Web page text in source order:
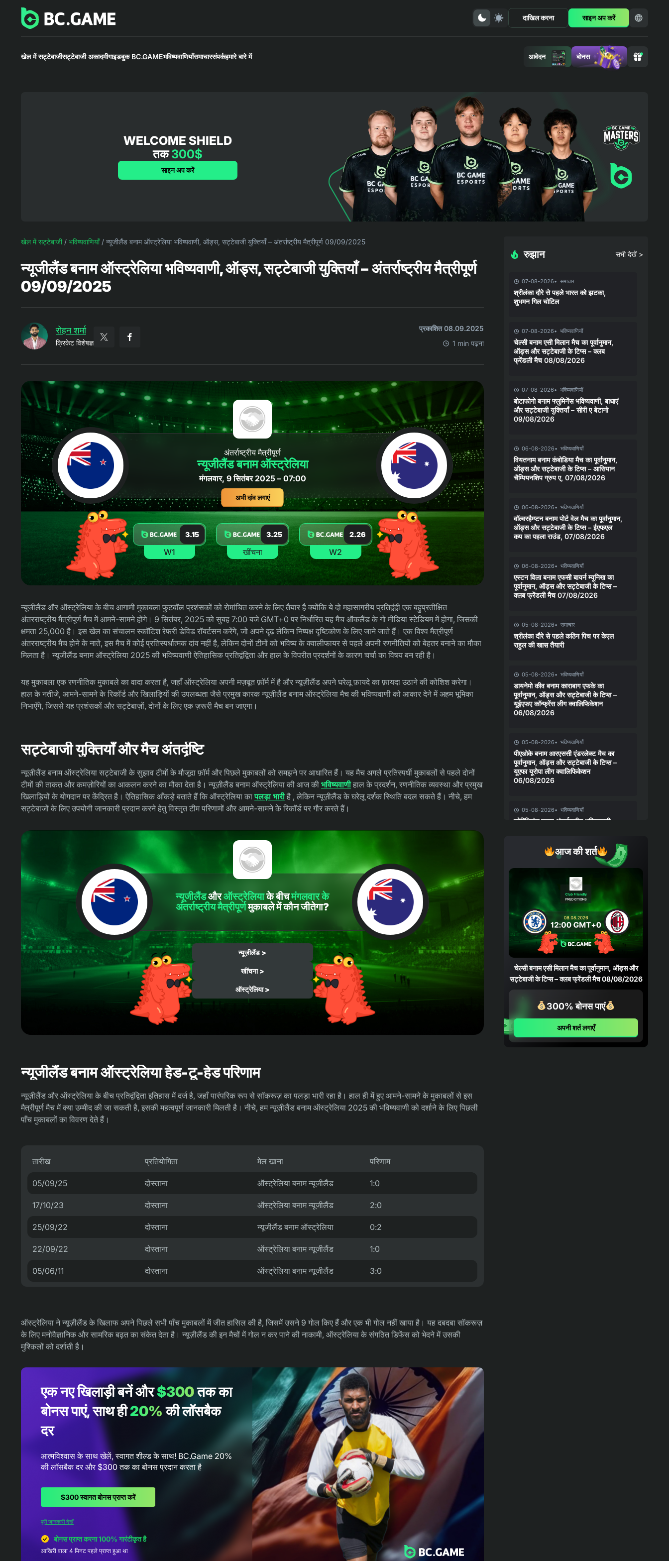
दाखिल करना साइन अप करें
खेल में सट्टेबाजीसट्टेबाजी अकादमीगाइडबुक BC.GAMEभविष्यवाणियाँसमाचारसंपर्कहमारे बारे में आवेदन बोनस
WELCOME SHIELD
तक300$
साइन अप करें
खेल में सट्टेबाजी/ भविष्यवाणियाँ/ न्यूजीलैंड बनाम ऑस्ट्रेलिया भविष्यवाणी, ऑड्स, सट्टेबाजी युक्तियाँ – अंतर्राष्ट्रीय मैत्रीपूर्ण 09/09/2025
न्यूजीलैंड बनाम ऑस्ट्रेलिया भविष्यवाणी, ऑड्स, सट्टेबाजी युक्तियाँ – अंतर्राष्ट्रीय मैत्रीपूर्ण
09/09/2025
रोहन शर्मा
क्रिकेट विशेषज्ञ
प्रकाशित 08.09.2025
1 min पढ़ना
अंतर्राष्ट्रीय मैत्रीपूर्ण
न्यूजीलैंड बनाम ऑस्ट्रेलिया
मंगलवार, 9 सितंबर 2025 – 07:00
अभी दांव लगाएं
3.15
W1
3.25
खींचना
2.26
W2
न्यूजीलैंड और ऑस्ट्रेलिया के बीच आगामी मुकाबला फुटबॉल प्रशंसकों को रोमांचित करने के लिए तैयार है क्योंकि ये दो महासागरीय प्रतिद्वंद्वी एक बहुप्रतीक्षित
अंतरराष्ट्रीय मैत्रीपूर्ण मैच में आमने-सामने होंगे। 9 सितंबर, 2025 को सुबह 7:00 बजे GMT+0 पर निर्धारित यह मैच ऑकलैंड के गो मीडिया स्टेडियम में होगा, जिसकी
क्षमता 25,000 है। इस खेल का संचालन स्कॉटिश रेफरी डेविड रॉबर्टसन करेंगे, जो अपने दृढ़ लेकिन निष्पक्ष दृष्टिकोण के लिए जाने जाते हैं। एक विश्व मैत्रीपूर्ण
अंतरराष्ट्रीय मैच होने के नाते, इस मैच में कोई प्रतिस्पर्धात्मक दांव नहीं है, लेकिन दोनों टीमों को भविष्य के क्वालीफायर से पहले अपनी रणनीतियों को बेहतर बनाने का मौका
मिलता है। न्यूजीलैंड बनाम ऑस्ट्रेलिया 2025 की भविष्यवाणी ऐतिहासिक प्रतिद्वंद्विता और हाल के विपरीत प्रदर्शनों के कारण चर्चा का विषय बन रही है।
यह मुकाबला एक रणनीतिक मुकाबले का वादा करता है, जहाँ ऑस्ट्रेलिया अपनी मज़बूत फ़ॉर्म में है और न्यूज़ीलैंड अपने घरेलू फ़ायदे का फ़ायदा उठाने की कोशिश करेगा।
हाल के नतीजे, आमने-सामने के रिकॉर्ड और खिलाड़ियों की उपलब्धता जैसे प्रमुख कारक न्यूज़ीलैंड बनाम ऑस्ट्रेलिया मैच की भविष्यवाणी को आकार देने में अहम भूमिका
निभाएँगे, जिससे यह प्रशंसकों और सट्टेबाज़ों, दोनों के लिए एक ज़रूरी मैच बन जाएगा।
सट्टेबाजी युक्तियाँ और मैच अंतर्दृष्टि
न्यूज़ीलैंड बनाम ऑस्ट्रेलिया सट्टेबाजी के सुझाव टीमों के मौजूदा फ़ॉर्म और पिछले मुकाबलों को समझने पर आधारित हैं। यह मैच अगले प्रतिस्पर्धी मुकाबलों से पहले दोनों
टीमों की ताकत और कमज़ोरियों का आकलन करने का मौका देता है। न्यूज़ीलैंड बनाम ऑस्ट्रेलिया की आज की भविष्यवाणीहाल के प्रदर्शन, रणनीतिक व्यवस्था और प्रमुख
खिलाड़ियों के योगदान पर केंद्रित है। ऐतिहासिक आँकड़े बताते हैं कि ऑस्ट्रेलिया कापलड़ा भारीहै , लेकिन न्यूज़ीलैंड के घरेलू दर्शक स्थिति बदल सकते हैं। नीचे, हम
सट्टेबाजों के लिए उपयोगी जानकारी प्रदान करने हेतु विस्तृत टीम परिणामों और आमने-सामने के रिकॉर्ड पर गौर करते हैं।
न्यूजीलैंडऔरऑस्ट्रेलियाके बीचमंगलवार के
अंतर्राष्ट्रीय मैत्रीपूर्णमुकाबले में कौन जीतेगा?
न्यूज़ीलैंड >
खींचना >
ऑस्ट्रेलिया >
न्यूजीलैंड बनाम ऑस्ट्रेलिया हेड-टू-हेड परिणाम
न्यूज़ीलैंड और ऑस्ट्रेलिया के बीच प्रतिद्वंद्विता इतिहास में दर्ज है, जहाँ पारंपरिक रूप से सॉकरूज़ का पलड़ा भारी रहा है। हाल ही में हुए आमने-सामने के मुकाबलों से इस
मैत्रीपूर्ण मैच में क्या उम्मीद की जा सकती है, इसकी महत्वपूर्ण जानकारी मिलती है। नीचे, हम न्यूज़ीलैंड बनाम ऑस्ट्रेलिया 2025 की भविष्यवाणी को दर्शाने के लिए पिछली
पाँच मुकाबलों का विवरण देते हैं।
तारीख प्रतियोगिता मेल खाना परिणाम
05/09/25 दोस्ताना ऑस्ट्रेलिया बनाम न्यूजीलैंड 1:0
17/10/23 दोस्ताना ऑस्ट्रेलिया बनाम न्यूजीलैंड 2:0
25/09/22 दोस्ताना न्यूजीलैंड बनाम ऑस्ट्रेलिया 0:2
22/09/22 दोस्ताना ऑस्ट्रेलिया बनाम न्यूजीलैंड 1:0
05/06/11 दोस्ताना ऑस्ट्रेलिया बनाम न्यूजीलैंड 3:0
ऑस्ट्रेलिया ने न्यूज़ीलैंड के खिलाफ अपने पिछले सभी पाँच मुकाबलों में जीत हासिल की है, जिसमें उसने 9 गोल किए हैं और एक भी गोल नहीं खाया है। यह दबदबा सॉकरूज़
के लिए मनोवैज्ञानिक और सामरिक बढ़त का संकेत देता है। न्यूज़ीलैंड की इन मैचों में गोल न कर पाने की नाकामी, ऑस्ट्रेलिया के संगठित डिफेंस को भेदने में उसकी
मुश्किलों को दर्शाती है।
एक नए खिलाड़ी बनें और$300तक का
बोनस पाएं, साथ ही20% की लॉसबैक
दर
आत्मविश्वास के साथ खेलें, स्वागत शील्ड के साथ! BC.Game 20%
की लॉसबैक दर और $300 तक का बोनस प्रदान करता है
$300 स्वागत बोनस प्राप्त करें
पूरी जानकारी देखें
बोनस प्राप्त करना 100% गारंटीकृत है
आखिरी वाला 4 मिनट पहले प्राप्त हुआ था
रुझान सभी देखें >
07-08-2026 समाचार
श्रीलंका दौरे से पहले भारत को झटका,
शुभमन गिल चोटिल
07-08-2026 भविष्यवाणियाँ
चेल्सी बनाम एसी मिलान मैच का पूर्वानुमान,
ऑड्स और सट्टेबाजी के टिप्स – क्लब
फ्रेंडली मैच 08/08/2026
07-08-2026 भविष्यवाणियाँ
बोटाफोगो बनाम फ्लुमिनेंस भविष्यवाणी, बाधाएं
और सट्टेबाजी युक्तियाँ – सीरी ए बेटानो
09/08/2026
06-08-2026 भविष्यवाणियाँ
वियतनाम बनाम कंबोडिया मैच का पूर्वानुमान,
ऑड्स और सट्टेबाजी के टिप्स – आसियान
चैम्पियनशिप ग्रुप ए, 07/08/2026
06-08-2026 भविष्यवाणियाँ
वॉल्वरहैम्प्टन बनाम पोर्ट वेल मैच का पूर्वानुमान,
ऑड्स और सट्टेबाजी के टिप्स – ईएफएल
कप का पहला राउंड, 07/08/2026
06-08-2026 भविष्यवाणियाँ
एस्टन विला बनाम एफसी बायर्न म्यूनिख का
पूर्वानुमान, ऑड्स और सट्टेबाजी के टिप्स –
क्लब फ्रेंडली मैच 07/08/2026
05-08-2026 समाचार
श्रीलंका दौरे से पहले कठिन पिच पर केएल
राहुल की खास तैयारी
05-08-2026 भविष्यवाणियाँ
डायनेमो कीव बनाम काराबाग एफके का
पूर्वानुमान, ऑड्स और सट्टेबाजी के टिप्स –
यूईएफए कॉन्फ्रेंस लीग क्वालिफिकेशन
06/08/2026
05-08-2026 भविष्यवाणियाँ
पीएओके बनाम आरएससी एंडरलेक्ट मैच का
पूर्वानुमान, ऑड्स और सट्टेबाजी के टिप्स –
यूएफा यूरोपा लीग क्वालिफिकेशन
06/08/2026
05-08-2026 भविष्यवाणियाँ
कोरिंथियंस बनाम अंतर्राष्ट्रीय भविष्यवाणी,
04-08-2026 भविष्यवाणियाँ
चेल्सी बनाम जुवेंटस मैच का पूर्वानुमान, ऑड्स
और सट्टेबाजी के टिप्स – क्लब फ्रेंडली मैच
05/08/2026
04-08-2026 भविष्यवाणियाँ
फ़ोर्टालेज़ा बनाम पाल्मेरास भविष्यवाणी,
संभावनाएँ और सट्टेबाजी युक्तियाँ – कोपा
बेटानो डो ब्रासील 06/08/2026
भविष्यवाणियाँ
संभावनाएँ और सट्टेबाजी युक्तियाँ – कोपा
बेटानो डो ब्रासील 05/08/2026
03-08-2026 समाचार
आज की शर्त
चेल्सी बनाम एसी मिलान मैच का पूर्वानुमान, ऑड्स और
सट्टेबाजी के टिप्स – क्लब फ्रेंडली मैच 08/08/2026
300% बोनस पाएं
अपनी शर्त लगाएँ